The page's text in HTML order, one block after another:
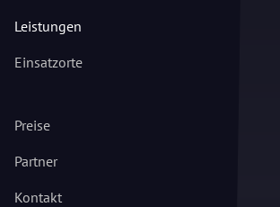
Leistungen
Einsatzorte
Preise
Partner
Kontakt